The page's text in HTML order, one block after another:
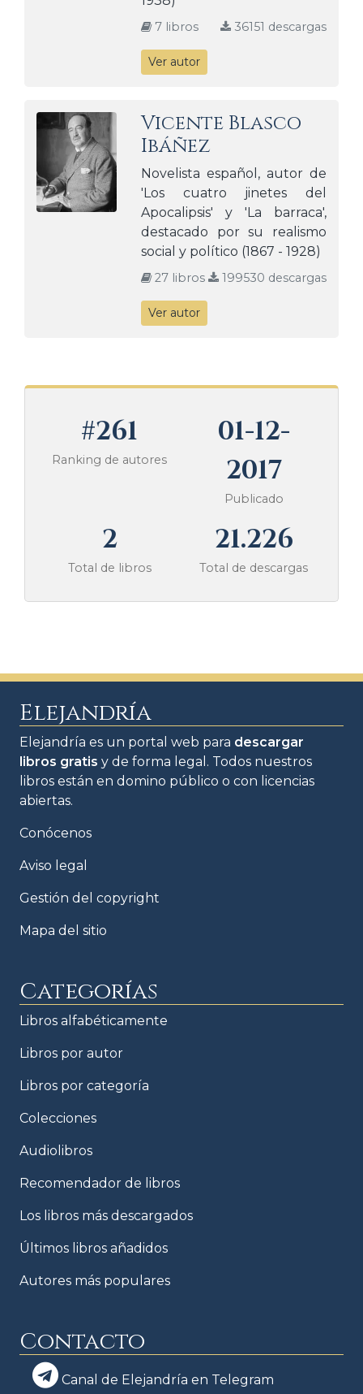
7 libros 36151 descargas
Ver autor
Vicente Blasco
Ibáñez
Novelista español, autor de
'Los cuatro jinetes del
Apocalipsis' y 'La barraca',
destacado por su realismo
social y político (1867 - 1928)
27 libros 199530 descargas
Ver autor
#261
Ranking de autores
01-12-
2017
Publicado
2
Total de libros
21.226
Total de descargas
Elejandría
Elejandría es un portal web para descargar
libros gratis y de forma legal. Todos nuestros
libros están en domino público o con licencias
abiertas.
Conócenos
Aviso legal
Gestión del copyright
Mapa del sitio
Categorías
Libros alfabéticamente
Libros por autor
Libros por categoría
Colecciones
Audiolibros
Recomendador de libros
Los libros más descargados
Últimos libros añadidos
Autores más populares
Contacto
Canal de Elejandría en Telegram